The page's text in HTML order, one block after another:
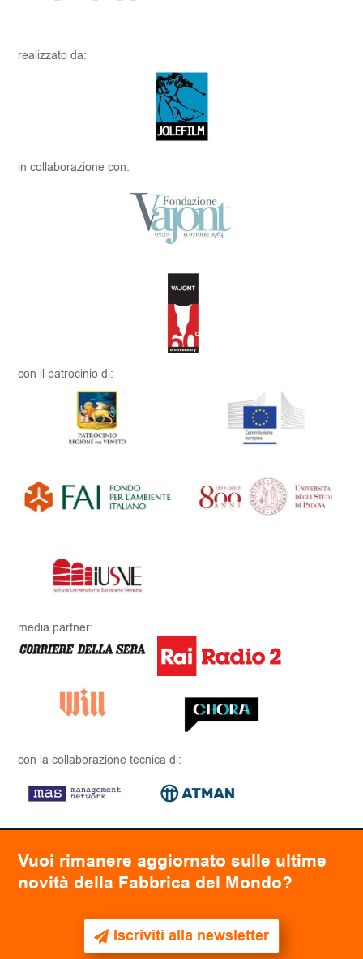
realizzato da:
in collaborazione con:
con il patrocinio di:
media partner:
con la collaborazione tecnica di:
Vuoi rimanere aggiornato sulle ultime
novità della Fabbrica del Mondo?
Iscriviti alla newsletter